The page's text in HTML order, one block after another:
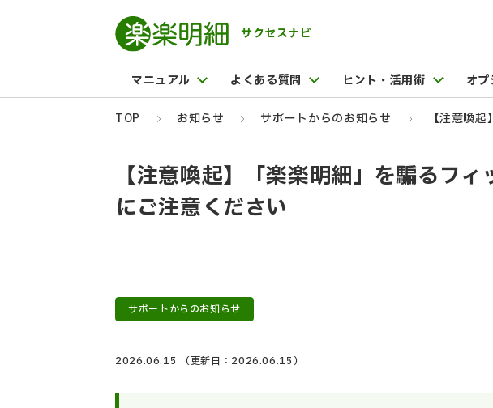
サクセスナビ
マニュアル よくある質問 ヒント・活用術 オプ
TOP お知らせ サポートからのお知らせ 【注意喚
【注意喚起】「楽楽明細」を騙るフ
にご注意ください
サポートからのお知らせ
2026.06.15 （更新日：2026.06.15）